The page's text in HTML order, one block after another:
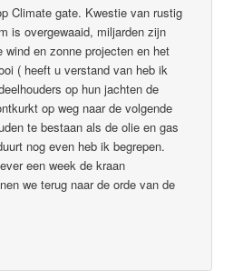
Climate gate. Kwestie van rustig
is overgewaaid, miljarden zijn
wind en zonne projecten en het
( heeft u verstand van heb ik
op hun jachten de
op weg naar de volgende
te bestaan als de olie en gas
nog even heb ik begrepen.
een week de kraan
we terug naar de orde van de